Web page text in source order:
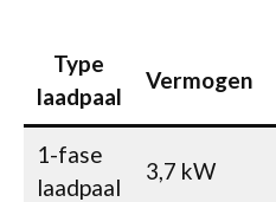
Type
laadpaal
Vermogen
1-fase
laadpaal
3,7 kW